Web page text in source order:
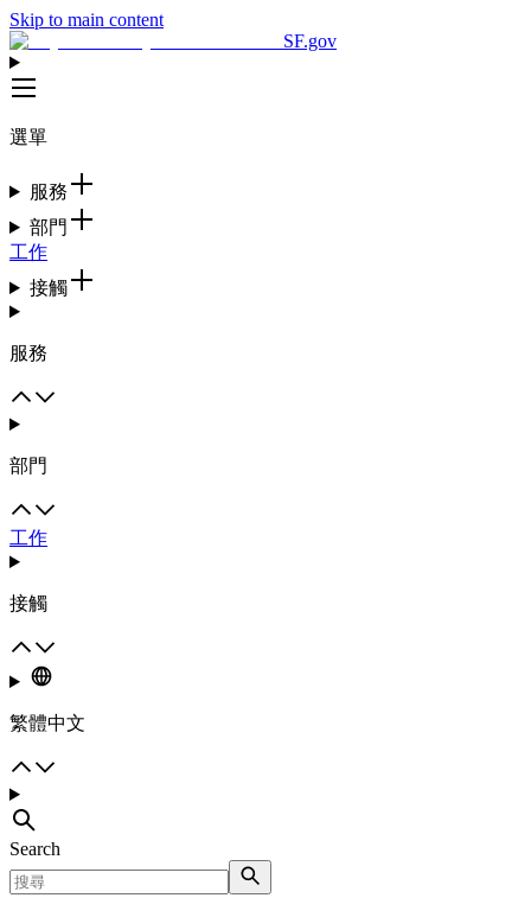
Skip to main content
SF.gov
選單
服務
部門
工作
接觸
服務
部門
工作
接觸
繁體中文
Search